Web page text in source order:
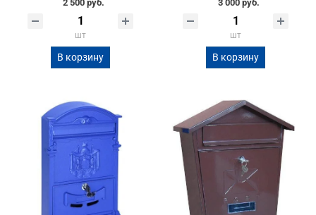
2 500 руб.
шт
В корзину
3 000 руб.
шт
В корзину